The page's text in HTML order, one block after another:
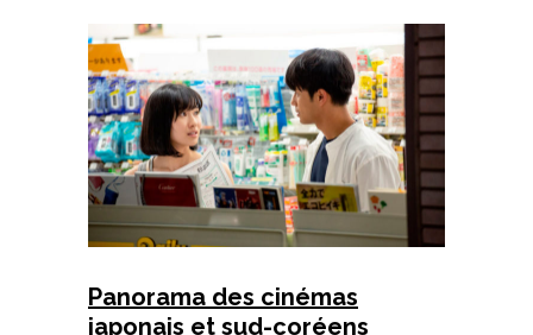
Panorama des cinémas
japonais et sud-coréens